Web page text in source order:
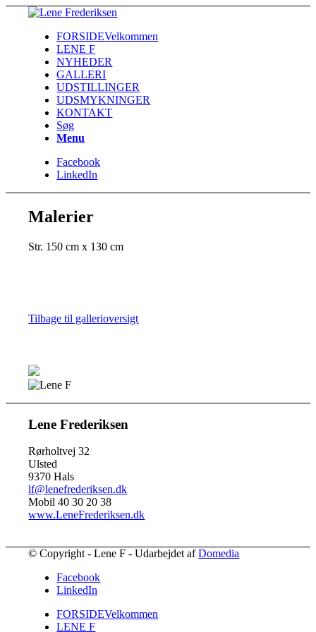
FORSIDEVelkommen
LENE F
NYHEDER
GALLERI
UDSTILLINGER
UDSMYKNINGER
KONTAKT
Søg
Menu
Facebook
LinkedIn
Malerier
Str. 150 cm x 130 cm
Tilbage til gallerioversigt
Lene Frederiksen
Rørholtvej 32
Ulsted
9370 Hals
lf@lenefrederiksen.dk
Mobil 40 30 20 38
www.LeneFrederiksen.dk
© Copyright - Lene F - Udarbejdet afDomedia
Facebook
LinkedIn
FORSIDEVelkommen
LENE F